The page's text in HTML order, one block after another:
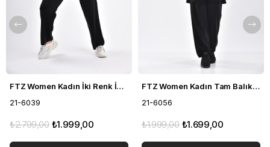
FTZ Women Kadın İki Renk İkili Takım Siyah 21-6039
21-6039
₺1.999,00
₺2.799,00
FTZ Women Kadın Tam Balıkçı İkili Takım Siyah 21-6056
21-6056
₺1.699,00
₺1.999,00